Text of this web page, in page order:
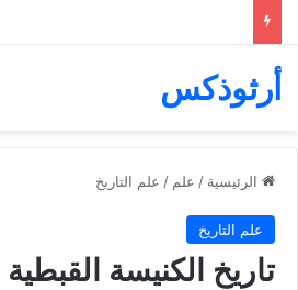
أرثوذكس
الرئيسية / علم / علم التاريخ
علم التاريخ
تاريخ الكنيسة القبطية